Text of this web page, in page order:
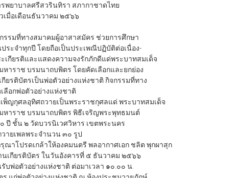
ยาบาลศรีสวรินทิรา สภากาชาดไทย
เมื่อเดือนธันวาคม ๒๕๖๖
รรมที่ทางสมาคมผู้อาสาสมัคร ช่วยการศึกษา
ระจำทุกปี โดยถือเป็นประเพณีปฏิบัติต่อเนื่อง-
เกียรติและแสดงความจงรักภักดีแด่พระบาทสมเด็จ
าราช บรมนาถบพิตร โดยคัดเลือกและยกย่อง
ยรติบัตรเป็นพ่อตัวอย่างแห่งชาติ กิจกรรมที่ทาง
ลือกพ่อตัวอย่างแห่งชาติ
ญกุศลอุทิศถวายเป็นพระราชกุศลแด่ พระบาทสมเด็จ
าราช บรมนาถบพิตร พิธีเจริญพระพุทธมนต์
ปี ชั้น ๒ วัดบวรนิเวศวิหาร เขตพระนคร
ายเพลพระจำนวน ๓๐ รูป
ณาโปรดเกล้าให้องคมนตรี พลอากาศเอก ชลิต พุกผาสุก
เกียรติบัตร ในวันอังคารที่ ๕ ธันวาคม ๒๕๖๖
บพ่อตัวอย่างแห่งชาติ ต่อมาเวลา ๑๐.๐๐ น.